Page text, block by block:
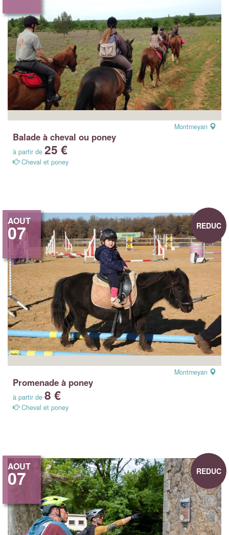
Montmeyan
Balade à cheval ou poney
à partir de 25 €
Cheval et poney
Montmeyan
Promenade à poney
à partir de 8 €
Cheval et poney
AOUT
07 REDUC
AOUT
07 REDUC